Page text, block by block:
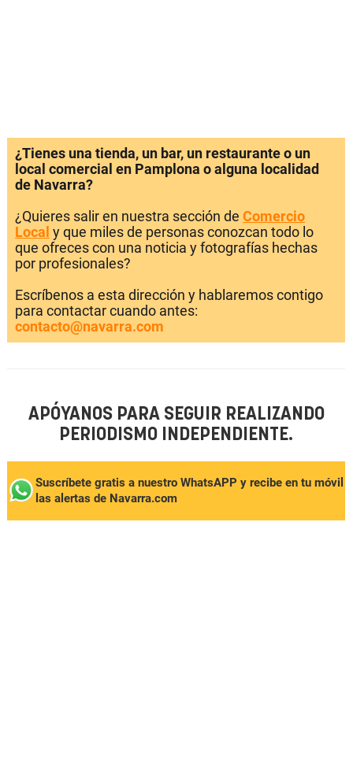
¿Tienes una tienda, un bar, un restaurante o un
local comercial en Pamplona o alguna localidad
de Navarra?
¿Quieres salir en nuestra sección de Comercio
Local y que miles de personas conozcan todo lo
que ofreces con una noticia y fotografías hechas
por profesionales?
Escríbenos a esta dirección y hablaremos contigo
para contactar cuando antes:
contacto@navarra.com
APÓYANOS PARA SEGUIR REALIZANDO
PERIODISMO INDEPENDIENTE.
Suscríbete gratis a nuestro WhatsAPP y recibe en tu móvil
las alertas de Navarra.com